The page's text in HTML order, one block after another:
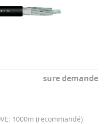
sure demande
VE: 1000m (recommandé)